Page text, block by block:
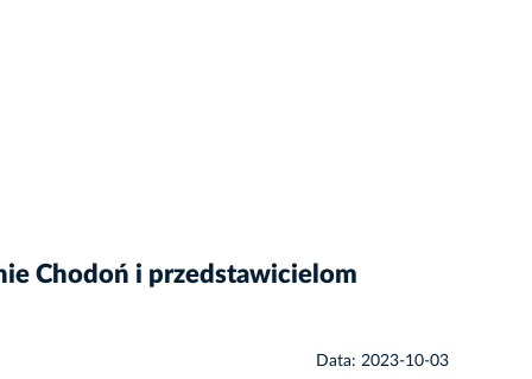
Chodoń i przedstawicielom
Data: 2023-10-03